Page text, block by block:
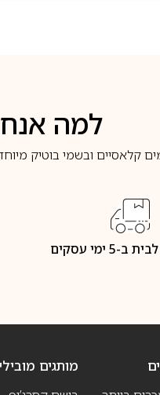
למה
ובשמי בוטיק
ימי עסקים
מותגים